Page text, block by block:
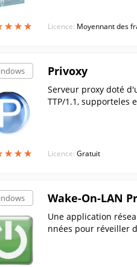
★★★
★★★ Licence: Moyennant des
★★★
★★★
Privoxy
Serveur proxy doté
TTP/1.1, supporteles
Licence: Gratuit
Wake-On-LAN
Une application
nnées pour réveiller